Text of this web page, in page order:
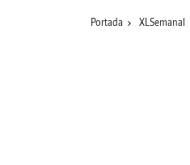
Portada XLSemanal